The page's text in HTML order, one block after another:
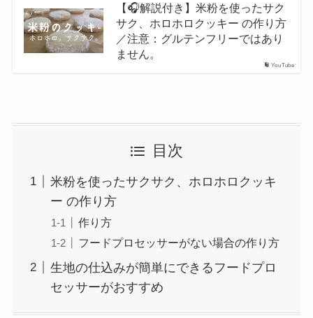
YouTube
【🎧解説付き】米粉を使ったサク
サク、ホロホロクッキー の作り方
／注意：グルテンフリーではあり
ません。
目次
米粉を使ったサクサク、ホロホロクッキ
ー の作り方
作り方
フードプロセッサーがない場合の作り方
生地の仕込みが簡単にできるフードプロ
セッサーがおすすめ